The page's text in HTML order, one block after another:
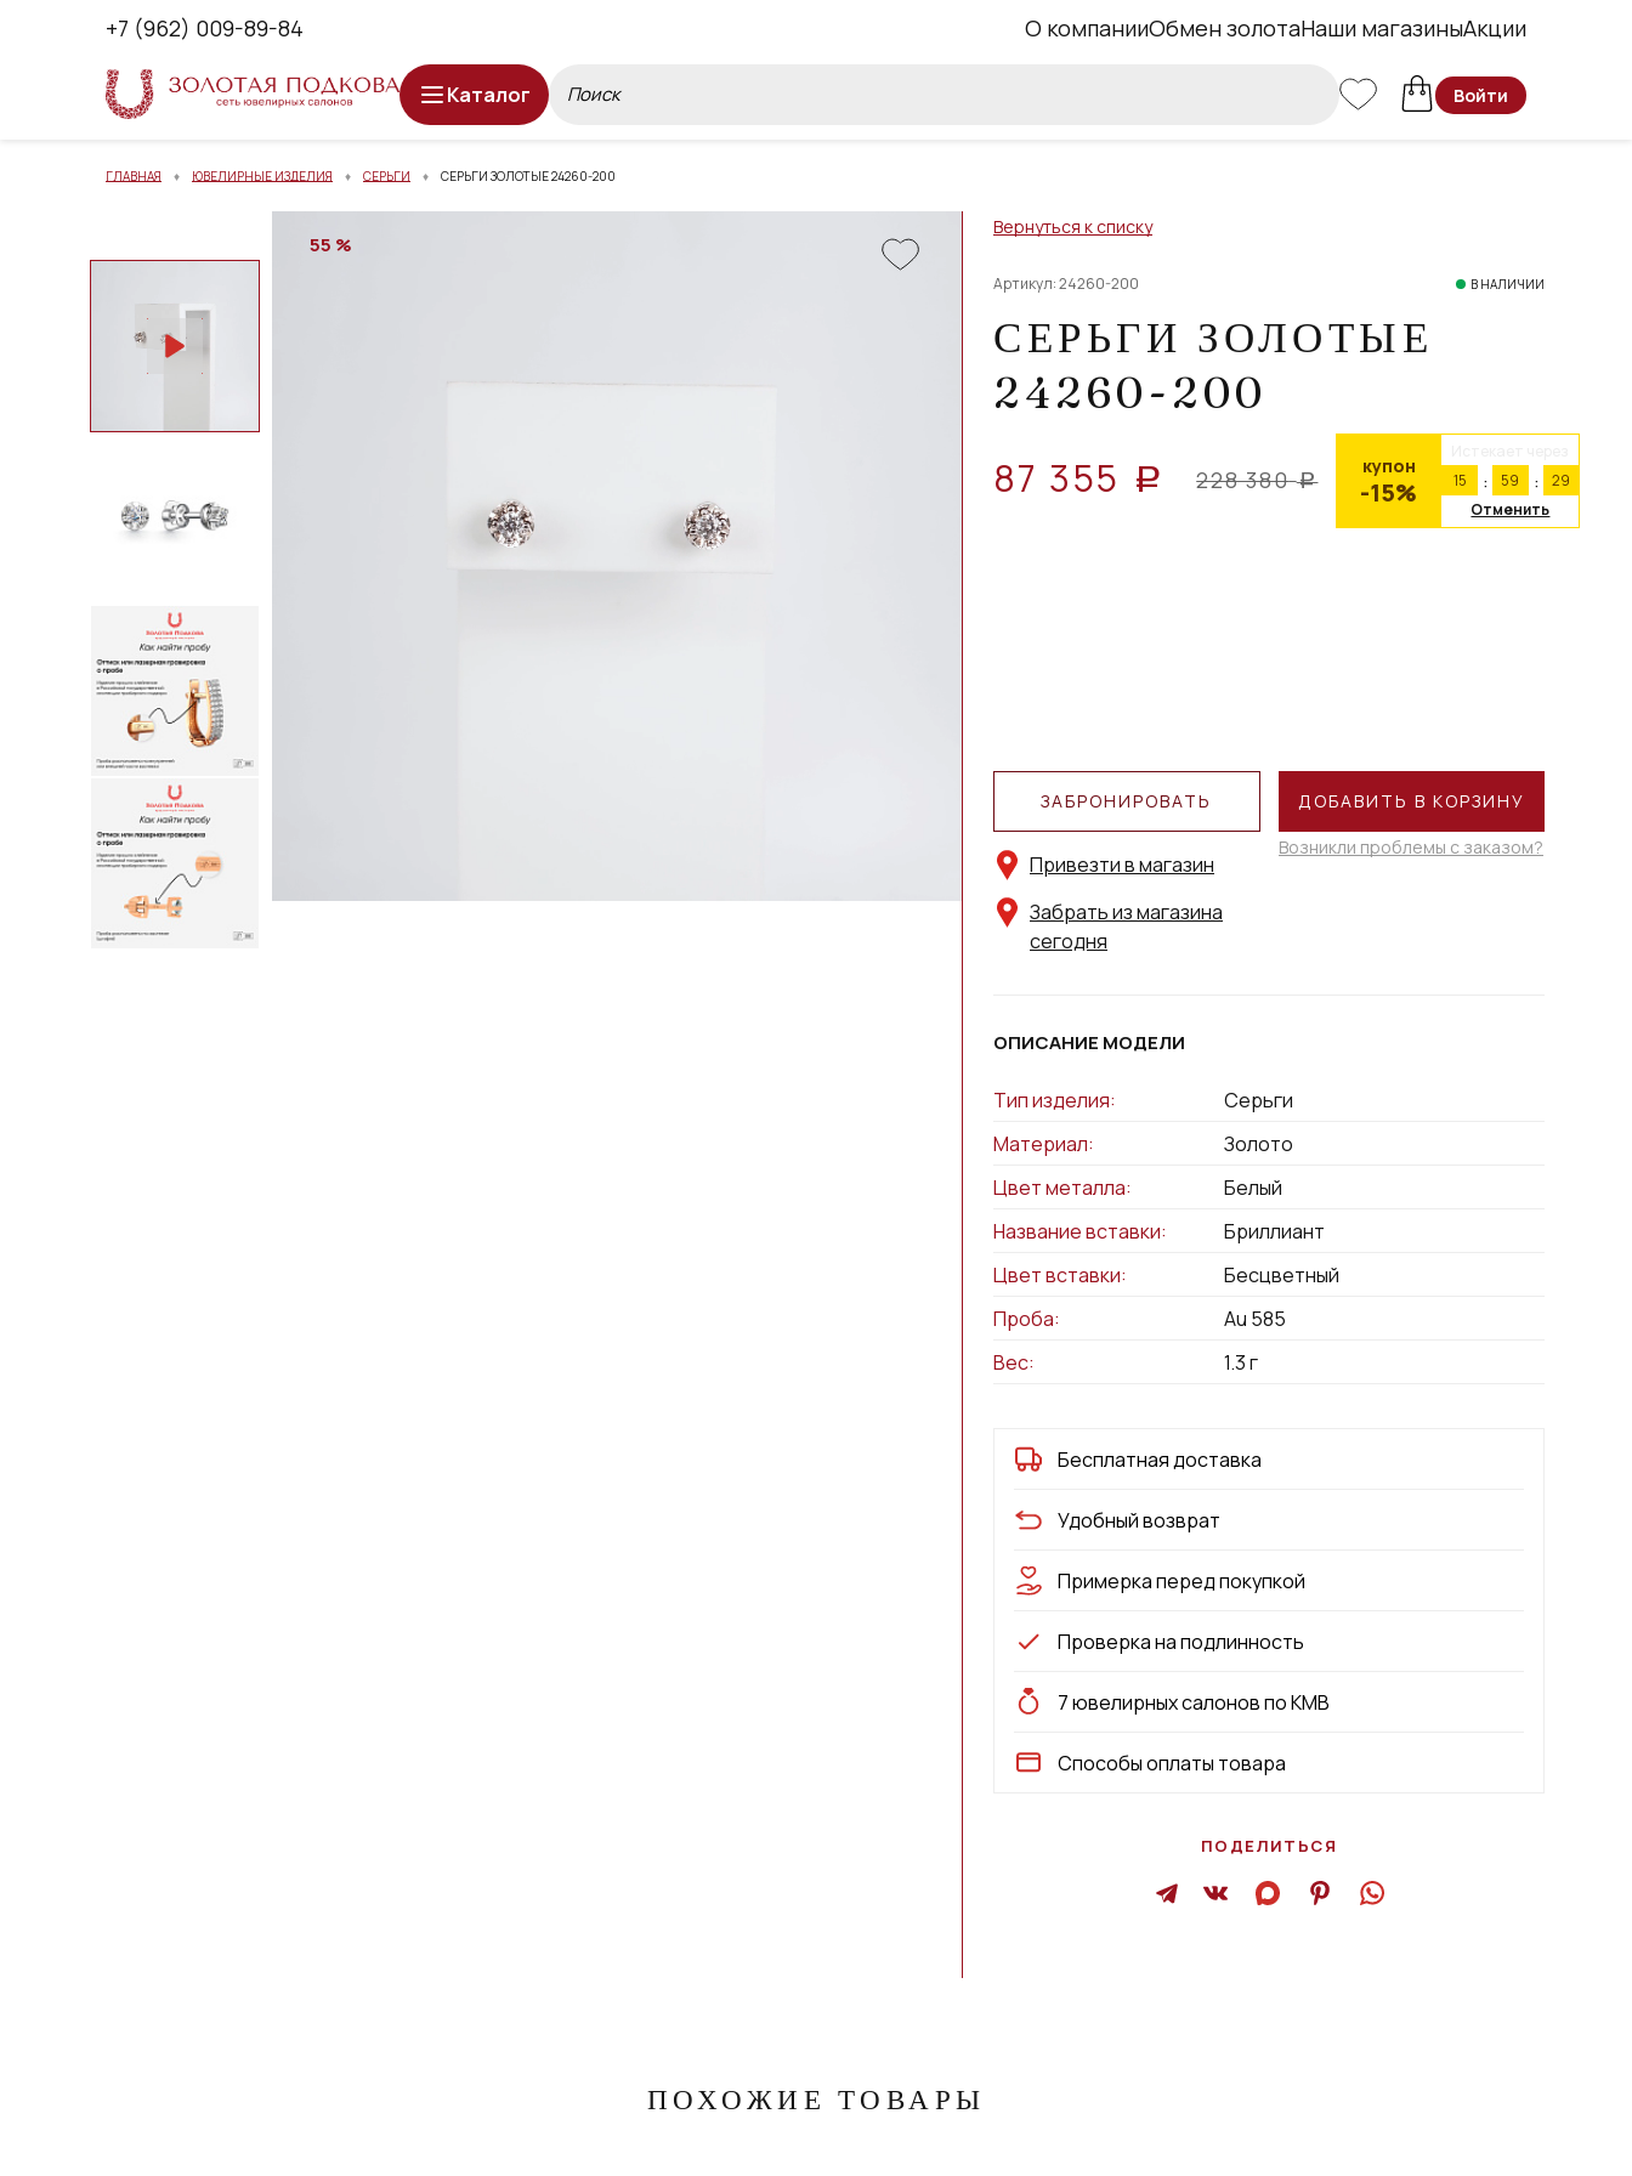
+7 (962) 009-89-84 О компанииОбмен золотаНаши магазиныАкции
Каталог Войти
ГЛАВНАЯ ЮВЕЛИРНЫЕ ИЗДЕЛИЯ СЕРЬГИ СЕРЬГИ ЗОЛОТЫЕ 24260-200
55 %
Вернуться к списку
Артикул: 24260-200 В НАЛИЧИИ
СЕРЬГИ ЗОЛОТЫЕ
24260-200
87 355 a 228 380 a
купон
-15%
15
59
29
Отменить
ЗАБРОНИРОВАТЬ
Привезти в магазин
Забрать из магазина
сегодня
ДОБАВИТЬ В КОРЗИНУ
Возникли проблемы с заказом?
ОПИСАНИЕ МОДЕЛИ
Тип изделия:
Серьги
Материал:
Золото
Цвет металла:
Белый
Название вставки:
Бриллиант
Цвет вставки:
Бесцветный
Проба:
Au 585
Вес:
1.3г
Бесплатная доставка
Удобный возврат
Примерка перед покупкой
Проверка на подлинность
7 ювелирных салонов по КМВ
Способы оплаты товара
ПОДЕЛИТЬСЯ
ПОХОЖИЕ ТОВАРЫ